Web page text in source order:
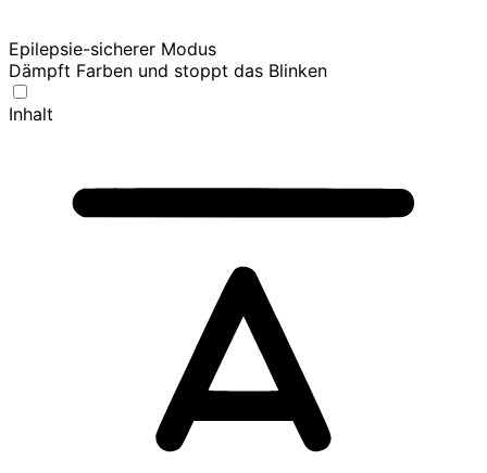
Epilepsie-sicherer Modus
Dämpft Farben und stoppt das Blinken
Inhalt